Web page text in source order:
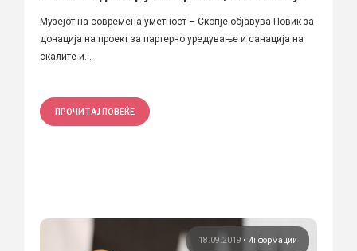
Музејот на современа уметност – Скопје објавува Повик за
донација на проект за партерно уредување и санација на
скалите и...
ПРОЧИТАЈ ПОВЕЌЕ
18.09.2019 • Информации